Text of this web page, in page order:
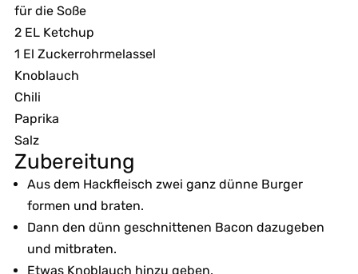
für die Soße
2 EL Ketchup
1 El Zuckerrohrmelassel
Knoblauch
Chili
Paprika
Salz
Zubereitung
Aus dem Hackfleisch zwei ganz dünne Burger
formen und braten.
Dann den dünn geschnittenen Bacon dazugeben
und mitbraten.
Etwas Knoblauch hinzu geben.